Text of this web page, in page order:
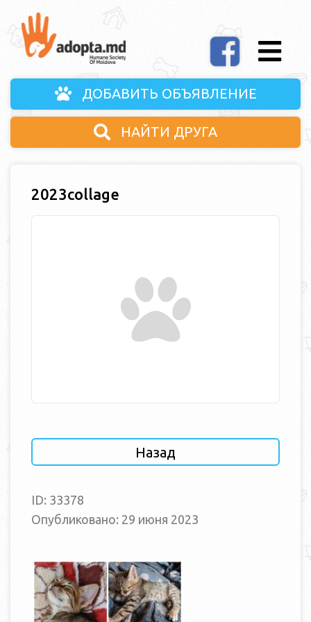
ДОБАВИТЬ ОБЪЯВЛЕНИЕ
НАЙТИ ДРУГА
2023collage
Назад
ID: 33378
Опубликовано: 29 июня 2023